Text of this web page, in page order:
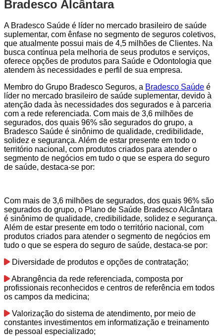
Bradesco Alcântara
A Bradesco Saúde é líder no mercado brasileiro de saúde
suplementar, com ênfase no segmento de seguros coletivos,
que atualmente possui mais de 4,5 milhões de Clientes. Na
busca contínua pela melhoria de seus produtos e serviços,
oferece opções de produtos para Saúde e Odontologia que
atendem às necessidades e perfil de sua empresa.
Membro do Grupo Bradesco Seguros, a Bradesco Saúde é
líder no mercado brasileiro de saúde suplementar, devido à
atenção dada às necessidades dos segurados e à parceria
com a rede referenciada. Com mais de 3,6 milhões de
segurados, dos quais 96% são segurados do grupo, a
Bradesco Saúde é sinônimo de qualidade, credibilidade,
solidez e segurança. Além de estar presente em todo o
território nacional, com produtos criados para atender o
segmento de negócios em tudo o que se espera do seguro
de saúde, destaca-se por:
Com mais de 3,6 milhões de segurados, dos quais 96% são
segurados do grupo, o Plano de Saúde Bradesco Alcântara
é sinônimo de qualidade, credibilidade, solidez e segurança.
Além de estar presente em todo o território nacional, com
produtos criados para atender o segmento de negócios em
tudo o que se espera do seguro de saúde, destaca-se por:
Diversidade de produtos e opções de contratação;
Abrangência da rede referenciada, composta por
profissionais reconhecidos e centros de referência em todos
os campos da medicina;
Valorização do sistema de atendimento, por meio de
constantes investimentos em informatização e treinamento
de pessoal especializado;